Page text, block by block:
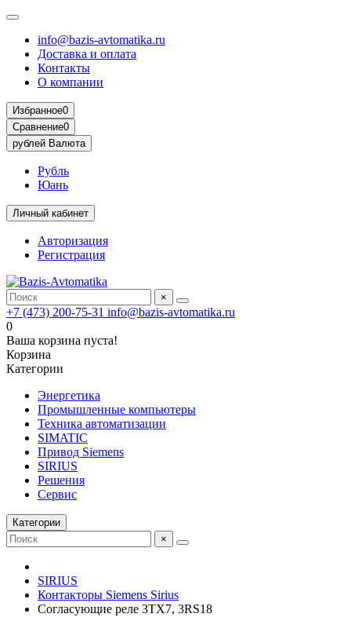
info@bazis-avtomatika.ru
Доставка и оплата
Контакты
О компании
Избранное0
Сравнение0
рублей Валюта
Рубль
Юань
Личный кабинет
Авторизация
Регистрация
×
+7 (473) 200-75-31 info@bazis-avtomatika.ru
0
Ваша корзина пуста!
Корзина
Категории
Энергетика
Промышленные компьютеры
Техника автоматизации
SIMATIC
Привод Siemens
SIRIUS
Решения
Сервис
Категории
×
SIRIUS
Контакторы Siemens Sirius
Согласующие реле 3TX7, 3RS18